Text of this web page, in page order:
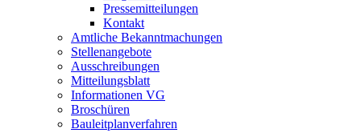
Pressemitteilungen
Kontakt
Amtliche Bekanntmachungen
Stellenangebote
Ausschreibungen
Mitteilungsblatt
Informationen VG
Broschüren
Bauleitplanverfahren